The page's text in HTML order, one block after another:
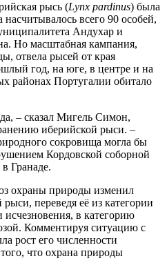
рысь (Lynx pardinus) была
насчитывалось всего 90 особей,
Андухар и
Но масштабная кампания,
отвела рысей от края
год, на юге, в центре и на
районах Португалии обитало
– сказал Мигель Симон,
иберийской рыси. –
сокровища могла бы
Кордовской соборной
Гранаде.
охраны природы изменил
переведя её из категории
в категорию
Комментируя ситуацию с
рост его численности
что охрана природы